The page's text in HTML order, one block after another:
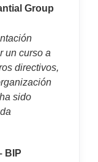
Group
un curso a
directivos,
sido
BIP